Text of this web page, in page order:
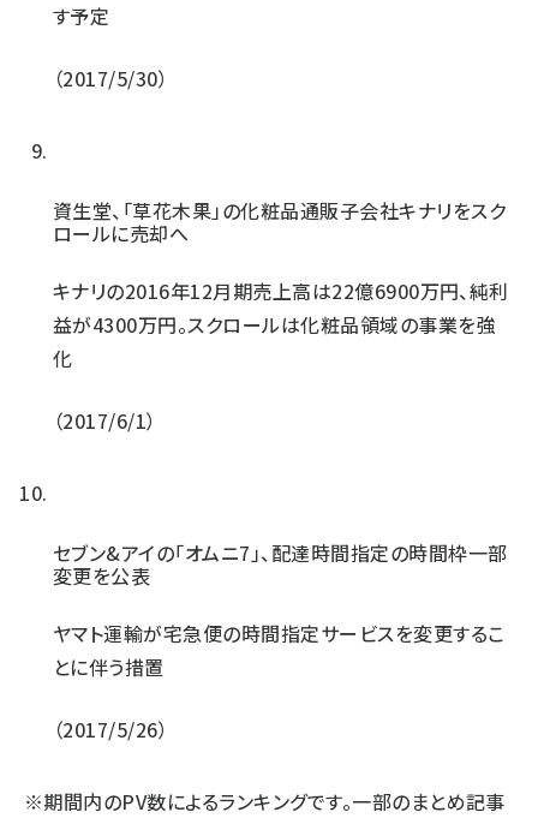
す予定
2017/5/30
資生堂、「草花木果」の化粧品通販子会社キナリをスク
ロールに売却へ
キナリの2016年12月期売上高は22億6900万円、純利
益が4300万円。スクロールは化粧品領域の事業を強
化
2017/6/1
セブン&アイの「オムニ7」、配達時間指定の時間枠一部
変更を公表
ヤマト運輸が宅急便の時間指定サービスを変更するこ
とに伴う措置
2017/5/26
※期間内のPV数によるランキングです。一部のまとめ記事